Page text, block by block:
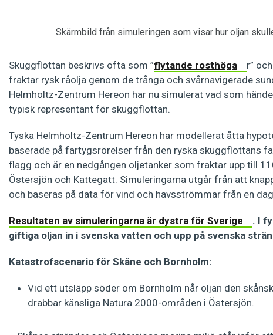
Skärmbild från simuleringen som visar hur oljan
Skuggflottan beskrivs ofta som ”flytande rosthöga
r”
fraktar rysk råolja genom de trånga och svårnavigerade
Helmholtz-Zentrum Hereon har nu simulerat vad som
typisk representant för skuggflottan.
Tyska Helmholtz-Zentrum Hereon har modellerat åtta
baserade på fartygsrörelser från den ryska skuggflottans
flagg och är en nedgången oljetanker som fraktar upp till
Östersjön och Kattegatt. Simuleringarna utgår från att
och baseras på data för vind och havsströmmar från en
Resultaten av simuleringarna är dystra för Sverige
. I
giftiga oljan in i svenska vatten och upp på svenska
Katastrofscenario för Skåne och Bornholm:
Vid ett utsläpp söder om Bornholm når oljan den
drabbar känsliga Natura 2000-områden i Östersjön.